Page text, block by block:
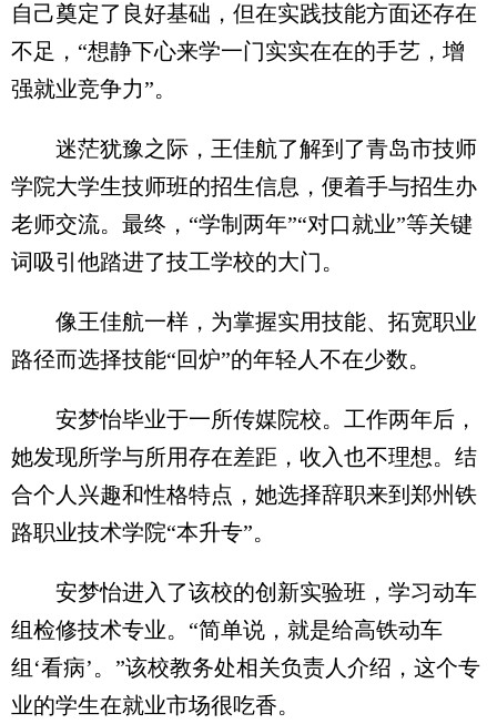
自己奠定了良好基础，但在实践技能方面还存在
不足，“想静下心来学一门实实在在的手艺，增
强就业竞争力”。
迷茫犹豫之际，王佳航了解到了青岛市技师
学院大学生技师班的招生信息，便着手与招生办
老师交流。最终，“学制两年”“对口就业”等关键
词吸引他踏进了技工学校的大门。
像王佳航一样，为掌握实用技能、拓宽职业
路径而选择技能“回炉”的年轻人不在少数。
安梦怡毕业于一所传媒院校。工作两年后，
她发现所学与所用存在差距，收入也不理想。结
合个人兴趣和性格特点，她选择辞职来到郑州铁
路职业技术学院“本升专”。
安梦怡进入了该校的创新实验班，学习动车
组检修技术专业。“简单说，就是给高铁动车
组‘看病’。”该校教务处相关负责人介绍，这个专
业的学生在就业市场很吃香。